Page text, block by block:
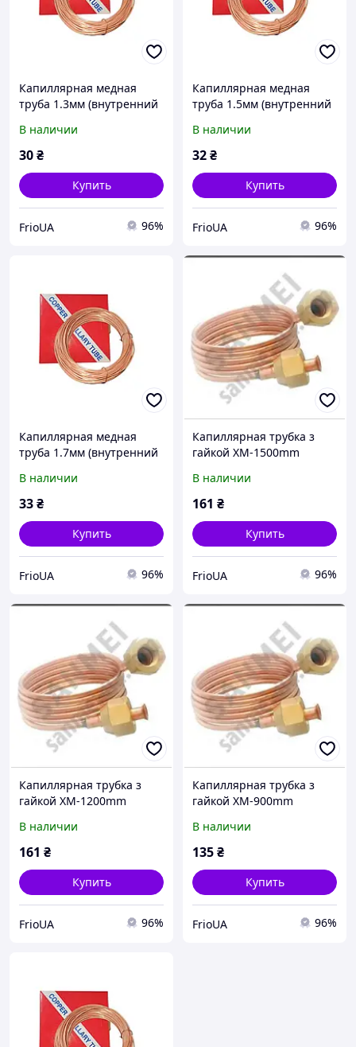
Капиллярная медная
труба 1.3мм (внутренний
В наличии
30₴
Купить
FrioUA 96%
Капиллярная медная
труба 1.5мм (внутренний
В наличии
32₴
Купить
FrioUA 96%
Капиллярная медная
труба 1.7мм (внутренний
В наличии
33₴
Купить
FrioUA 96%
Капиллярная трубка з
гайкой ХМ-1500mm
В наличии
161 ₴
Купить
FrioUA 96%
Капиллярная трубка з
гайкой ХМ-1200mm
В наличии
161 ₴
Купить
FrioUA 96%
Капиллярная трубка з
гайкой ХМ-900mm
В наличии
135₴
Купить
FrioUA 96%